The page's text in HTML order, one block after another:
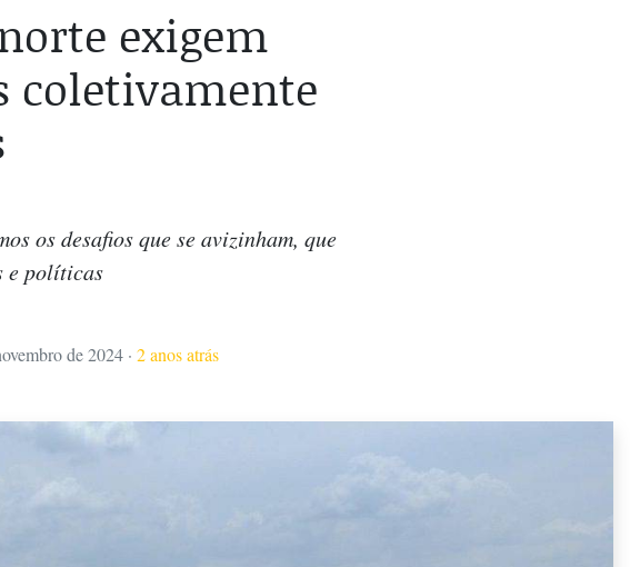
exigem
coletivamente
os desafios que se avizinham, que
e políticas
de 2024 · 2 anos atrás